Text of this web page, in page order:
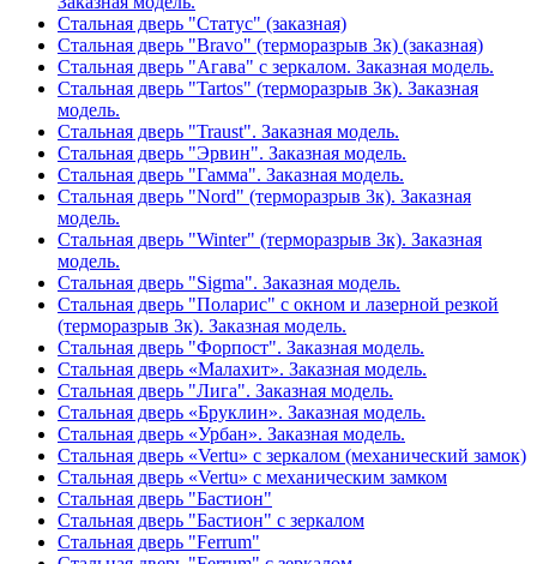
Стальная дверь "Статус" (заказная)
Стальная дверь "Bravo" (терморазрыв 3к) (заказная)
Стальная дверь "Агава" с зеркалом. Заказная модель.
Стальная дверь "Tartos" (терморазрыв 3к). Заказная
модель.
Стальная дверь "Traust". Заказная модель.
Стальная дверь "Эрвин". Заказная модель.
Стальная дверь "Гамма". Заказная модель.
Стальная дверь "Nord" (терморазрыв 3к). Заказная
модель.
Стальная дверь "Winter" (терморазрыв 3к). Заказная
модель.
Стальная дверь "Sigma". Заказная модель.
Стальная дверь "Поларис" с окном и лазерной резкой
(терморазрыв 3к). Заказная модель.
Стальная дверь "Форпост". Заказная модель.
Стальная дверь «Малахит». Заказная модель.
Стальная дверь "Лига". Заказная модель.
Стальная дверь «Бруклин». Заказная модель.
Стальная дверь «Урбан». Заказная модель.
Стальная дверь «Vertu» с зеркалом (механический замок)
Стальная дверь «Vertu» с механическим замком
Стальная дверь "Бастион"
Стальная дверь "Бастион" с зеркалом
Стальная дверь "Ferrum"